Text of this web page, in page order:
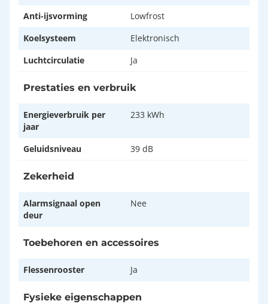
Anti-ijsvorming
Lowfrost
Koelsysteem
Elektronisch
Luchtcirculatie
Ja
Prestaties en verbruik
Energieverbruik per
jaar
233 kWh
Geluidsniveau 39 dB
Zekerheid
Alarmsignaal open
deur
Nee
Toebehoren en accessoires
Flessenrooster Ja
Fysieke eigenschappen